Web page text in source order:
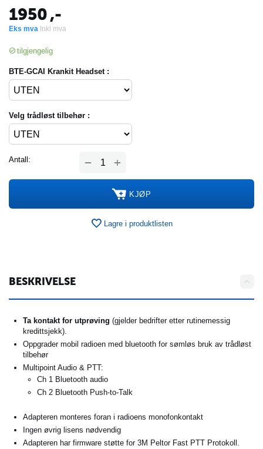
1950,-
Eks mva Inkl mva
tilgjengelig
BTE-GCAI Krankit Headset :
Velg trådløst tilbehør :
Antall: +
−
KJØP
Lagre i produktlisten
BESKRIVELSE
Ta kontakt for utprøving (gjelder bedrifter etter rutinemessig
kredittsjekk).
Oppgrader mobil radioen med bluetooth for sømløs bruk av trådløst
tilbehør
Multipoint Audio & PTT:
Ch 1 Bluetooth audio
Ch 2 Bluetooth Push-to-Talk
Adapteren monteres foran i radioens monofonkontakt
Ingen øvrig lisens nødvendig
Adapteren har firmware støtte for 3M Peltor Fast PTT Protokoll.